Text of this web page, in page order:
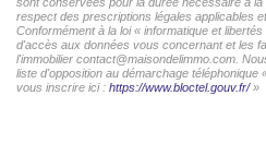
respect des prescriptions légales applicables
Conformément à la loi « informatique et
d'accès aux données vous concernant et les
l'immobilier contact@maisondelimmo.com.
liste d'opposition au démarchage téléphonique
vous inscrire ici : https://www.bloctel.gouv.fr/»